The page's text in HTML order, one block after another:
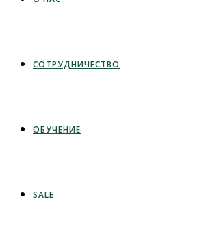
СОТРУДНИЧЕСТВО
ОБУЧЕНИЕ
SALE